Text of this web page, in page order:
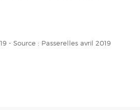
- Source : Passerelles avril 2019